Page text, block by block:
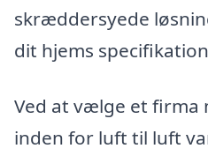
skræddersyede
dit hjems
Ved at vælge et firma
inden for luft til luft